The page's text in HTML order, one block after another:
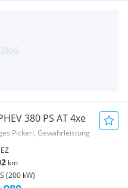
380 PS AT 4xe
Pickerl, Gewährleistung
EZ
km
(200 kW)